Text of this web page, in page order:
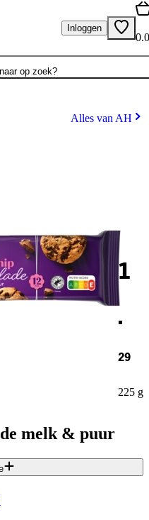
Inloggen
op zoek?
Alles van AH
1
.
29
225 g
melk & puur